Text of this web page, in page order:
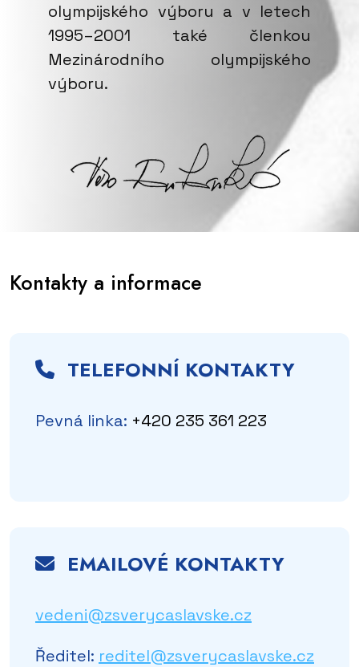
olympijského výboru a v letech
1995–2001 také členkou
Mezinárodního olympijského
výboru.
Kontakty a informace
TELEFONNÍ KONTAKTY
Pevná linka: +420 235 361 223
EMAILOVÉ KONTAKTY
vedeni@zsverycaslavske.cz
Ředitel: reditel@zsverycaslavske.cz